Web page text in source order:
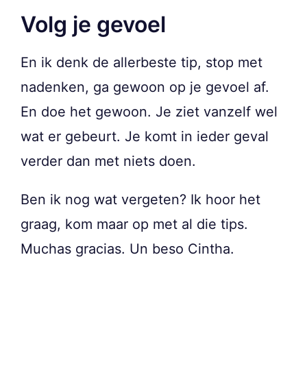
Volg je gevoel
En ik denk de allerbeste tip, stop met
nadenken, ga gewoon op je gevoel af.
En doe het gewoon. Je ziet vanzelf wel
wat er gebeurt. Je komt in ieder geval
verder dan met niets doen.
Ben ik nog wat vergeten? Ik hoor het
graag, kom maar op met al die tips.
Muchas gracias. Un beso Cintha.